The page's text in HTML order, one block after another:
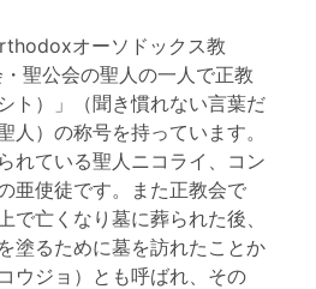
オーソドックス教
聖公会の聖人の一人で正教
ト）」（聞き慣れない言葉だ
人）の称号を持っています。
れている聖人ニコライ、コン
亜使徒です。また正教会で
で亡くなり墓に葬られた後、
塗るために墓を訪れたことか
ウジョ）とも呼ばれ、その